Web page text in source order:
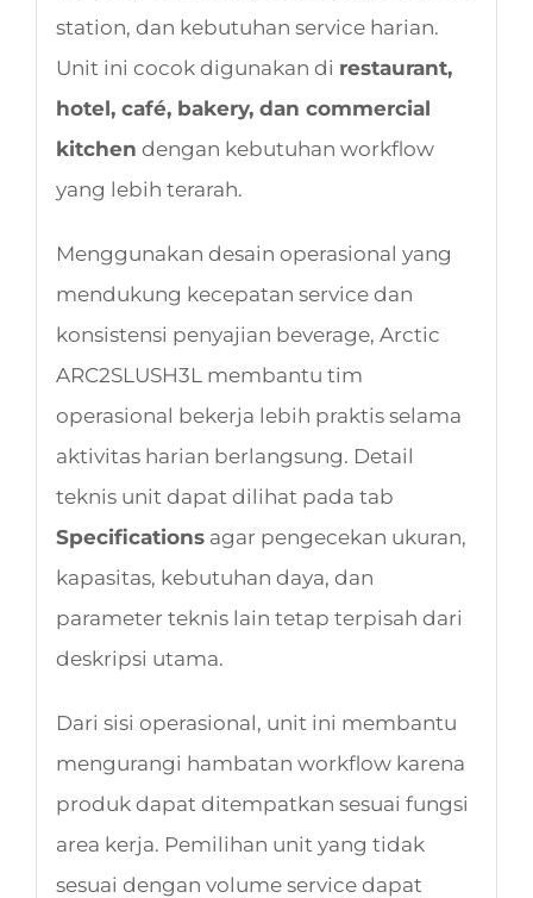
station, dan kebutuhan service harian.
Unit ini cocok digunakan di restaurant,
hotel, café, bakery, dan commercial
kitchen dengan kebutuhan workflow
yang lebih terarah.
Menggunakan desain operasional yang
mendukung kecepatan service dan
konsistensi penyajian beverage, Arctic
ARC2SLUSH3L membantu tim
operasional bekerja lebih praktis selama
aktivitas harian berlangsung. Detail
teknis unit dapat dilihat pada tab
Specificationsagar pengecekan ukuran,
kapasitas, kebutuhan daya, dan
parameter teknis lain tetap terpisah dari
deskripsi utama.
Dari sisi operasional, unit ini membantu
mengurangi hambatan workflow karena
produk dapat ditempatkan sesuai fungsi
area kerja. Pemilihan unit yang tidak
sesuai dengan volume service dapat